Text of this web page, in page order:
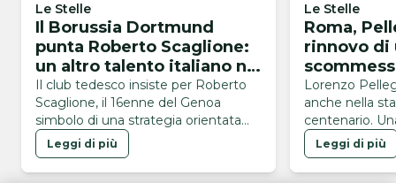
Le Stelle
Il Borussia Dortmund
punta Roberto Scaglione:
un altro talento italiano nel
mirino
Il club tedesco insiste per Roberto
Scaglione, il 16enne del Genoa
simbolo di una strategia orientata
alla valorizzazione dei giovani
Leggi di più
Le Stelle
Roma,
rinnovo di
Lorenzo
anche nella
centenario.
valore
giallorosso,
ha firmato il
Leggi di più